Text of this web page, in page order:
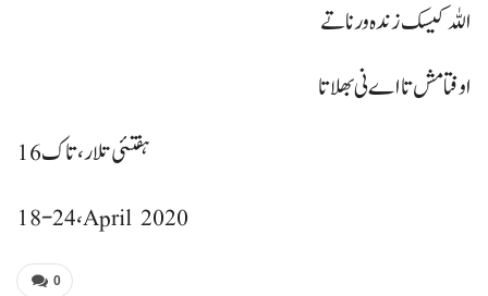
اللہ کیسک زندہ ورنا تے
اوفتا مش تا اے نی بھلا تا
ہفتئی تلار، تاک 16
18-24، April 2020
0